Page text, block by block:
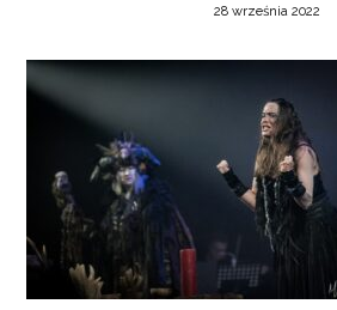
Jeleniej Górze
28 września 2022